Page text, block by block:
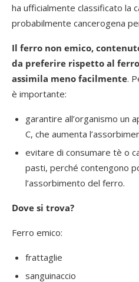
ha ufficialmente classificato la
probabilmente cancerogena
Il ferro non emico,
da preferire rispetto al
assimila meno facilmente.
è importante:
garantire all’organismo un
C, che aumenta
evitare di consumare tè o
pasti, perché contengono
l’assorbimento del ferro.
Dove si trova?
Ferro emico:
frattaglie
sanguinaccio